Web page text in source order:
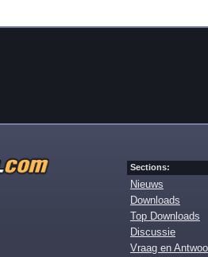
Sections:
Nieuws
Downloads
Top Downloads
Discussie
Vraag en